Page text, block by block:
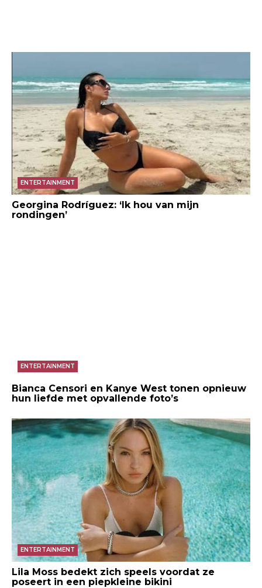
ENTERTAINMENT
Georgina Rodríguez: ‘Ik hou van mijn
rondingen’
ENTERTAINMENT
Bianca Censori en Kanye West tonen opnieuw
hun liefde met opvallende foto’s
ENTERTAINMENT
Lila Moss bedekt zich speels voordat ze
poseert in een piepkleine bikini